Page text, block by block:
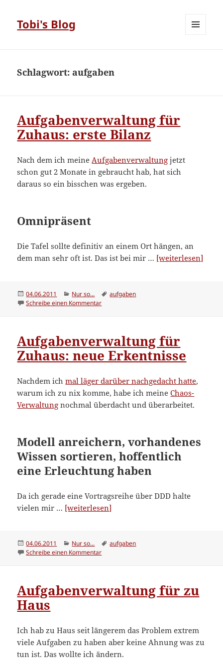
Tobi's Blog
Schlagwort: aufgaben
Aufgabenverwaltung für
Zuhaus: erste Bilanz
Nach dem ich meineAufgabenverwaltung jetzt
schon gut 2 Monate in gebraucht hab, hat sich
daraus so ein bisschen was ergeben.
Omnipräsent
Die Tafel sollte definitiv an einem Ort hängen, an
dem man sehr oft ist. Das ist bei mir … [weiterlesen]
Veröffentlicht
am
04.06.2011 Kategorien
Nur so... Schlagwörter
aufgaben
Schreibe einen Kommentarzu Aufgabenverwaltung für Zuhaus: erste
Aufgabenverwaltung für
Zuhaus: neue Erkentnisse
Nachdem ichmal läger darüber nachgedacht hatte,
warum ich zu nix komme, habe ich meineChaos-
Verwaltung nochmal überdacht und überarbeitet.
Modell anreichern, vorhandenes
Wissen sortieren, hoffentlich
eine Erleuchtung haben
Da ich gerade eine Vortragsreihe über DDD halte
vielen mir … [weiterlesen]
neue
Veröffentlicht
am
04.06.2011 Kategorien
Nur so... Schlagwörter
aufgaben
Schreibe einen Kommentarzu Aufgabenverwaltung für Zuhaus: neue
Aufgabenverwaltung für zu
Haus
Ich hab zu Haus seit längerem das Problem extrem
viele Aufgaben zu haben aber keine Ahnung was zu
tun ist. Das wollte ich ändern.